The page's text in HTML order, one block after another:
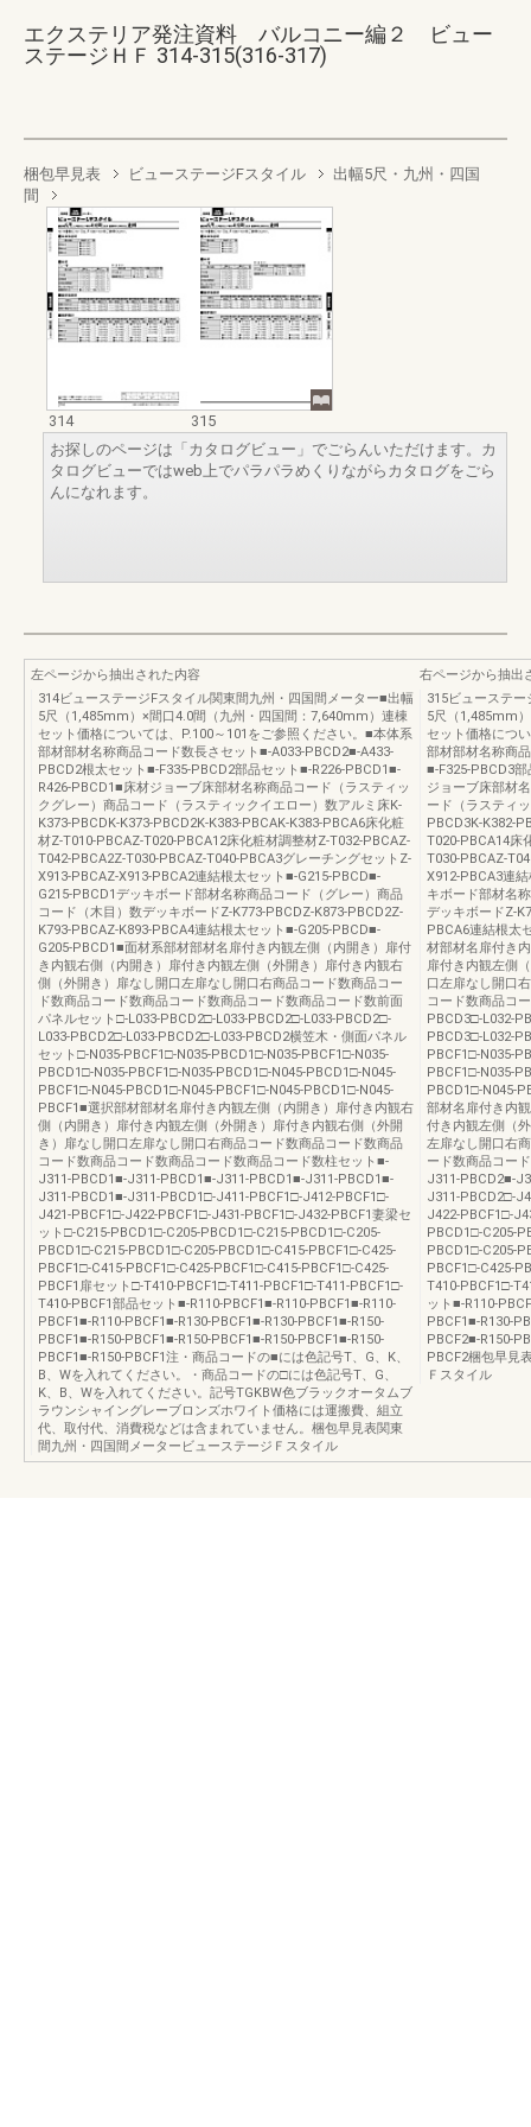
エクステリア発注資料 バルコニー編２ ビュー
ステージＨＦ 314-315(316-317)
梱包早見表 ビューステージFスタイル
出幅5尺・九州・四国
間
314
315
お探しのページは「カタログビュー」でごらんいただけます。カ
タログビューではweb上でパラパラめくりながらカタログをごら
んになれます。
左ページから抽出された内容
314ビューステージFスタイル関東間九州・四国間メーター■出幅
5尺（1,485mm）×間口4.0間（九州・四国間：7,640mm）連棟
セット価格については、P.100～101をご参照ください。■本体系
部材部材名称商品コード数長さセット■-A033-PBCD2■-A433-
PBCD2根太セット■-F335-PBCD2部品セット■-R226-PBCD1■-
R426-PBCD1■床材ジョーブ床部材名称商品コード（ラスティッ
クグレー）商品コード（ラスティックイエロー）数アルミ床K-
K373-PBCDK-K373-PBCD2K-K383-PBCAK-K383-PBCA6床化粧
材Z-T010-PBCAZ-T020-PBCA12床化粧材調整材Z-T032-PBCAZ-
T042-PBCA2Z-T030-PBCAZ-T040-PBCA3グレーチングセットZ-
X913-PBCAZ-X913-PBCA2連結根太セット■-G215-PBCD■-
G215-PBCD1デッキボード部材名称商品コード（グレー）商品
コード（木目）数デッキボードZ-K773-PBCDZ-K873-PBCD2Z-
K793-PBCAZ-K893-PBCA4連結根太セット■-G205-PBCD■-
G205-PBCD1■面材系部材部材名扉付き内観左側（内開き）扉付
き内観右側（内開き）扉付き内観左側（外開き）扉付き内観右
側（外開き）扉なし開口左扉なし開口右商品コード数商品コー
ド数商品コード数商品コード数商品コード数商品コード数前面
パネルセット□-L033-PBCD2□-L033-PBCD2□-L033-PBCD2□-
L033-PBCD2□-L033-PBCD2□-L033-PBCD2横笠木・側面パネル
セット□-N035-PBCF1□-N035-PBCD1□-N035-PBCF1□-N035-
PBCD1□-N035-PBCF1□-N035-PBCD1□-N045-PBCD1□-N045-
PBCF1□-N045-PBCD1□-N045-PBCF1□-N045-PBCD1□-N045-
PBCF1■選択部材部材名扉付き内観左側（内開き）扉付き内観右
側（内開き）扉付き内観左側（外開き）扉付き内観右側（外開
き）扉なし開口左扉なし開口右商品コード数商品コード数商品
コード数商品コード数商品コード数商品コード数柱セット■-
J311-PBCD1■-J311-PBCD1■-J311-PBCD1■-J311-PBCD1■-
J311-PBCD1■-J311-PBCD1□-J411-PBCF1□-J412-PBCF1□-
J421-PBCF1□-J422-PBCF1□-J431-PBCF1□-J432-PBCF1妻梁セ
ット□-C215-PBCD1□-C205-PBCD1□-C215-PBCD1□-C205-
PBCD1□-C215-PBCD1□-C205-PBCD1□-C415-PBCF1□-C425-
PBCF1□-C415-PBCF1□-C425-PBCF1□-C415-PBCF1□-C425-
PBCF1扉セット□-T410-PBCF1□-T411-PBCF1□-T411-PBCF1□-
T410-PBCF1部品セット■-R110-PBCF1■-R110-PBCF1■-R110-
PBCF1■-R110-PBCF1■-R130-PBCF1■-R130-PBCF1■-R150-
PBCF1■-R150-PBCF1■-R150-PBCF1■-R150-PBCF1■-R150-
PBCF1■-R150-PBCF1注・商品コードの■には色記号T、G、K、
B、Wを入れてください。・商品コードの□には色記号T、G、
K、B、Wを入れてください。記号TGKBW色ブラックオータムブ
ラウンシャイングレーブロンズホワイト価格には運搬費、組立
代、取付代、消費税などは含まれていません。梱包早見表関東
間九州・四国間メータービューステージＦスタイル
右ページから抽出
315ビューステ
5尺（1,485mm
セット価格につ
部材部材名称商
■-F325-PBCD3
ジョーブ床部材
ード（ラスティ
PBCD3K-K382-
T020-PBCA14床
T030-PBCAZ-
X912-PBCA3連
キボード部材名
デッキボードZ-
PBCA6連結根太
材部材名扉付き
扉付き内観左側
口左扉なし開口
コード数商品コ
PBCD3□-L032-
PBCD3□-L032-
PBCF1□-N035-
PBCF1□-N035-
PBCD1□-N045-
部材名扉付き内
付き内観左側（
左扉なし開口右
ード数商品コー
J311-PBCD2■-
J311-PBCD2□-
J422-PBCF1□-
PBCD1□-C205-
PBCD1□-C205-
PBCF1□-C425-
T410-PBCF1□-
ット■-R110-
PBCF1■-R130-
PBCF2■-R150-
PBCF2梱包早見
Ｆスタイル